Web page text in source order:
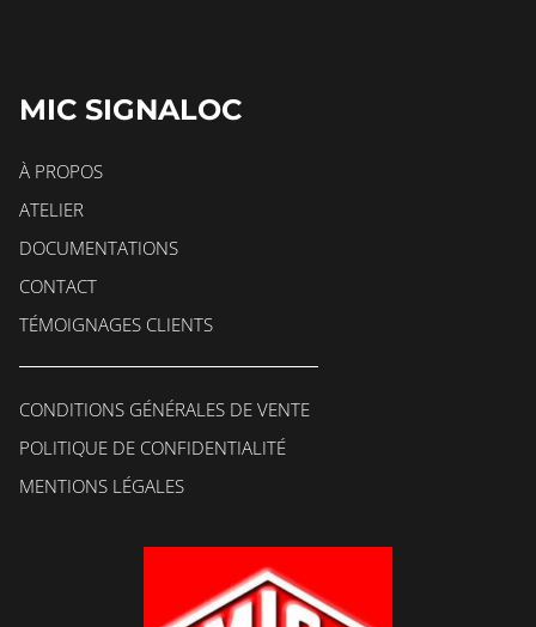
MIC SIGNALOC
À PROPOS
ATELIER
DOCUMENTATIONS
CONTACT
TÉMOIGNAGES CLIENTS
CONDITIONS GÉNÉRALES DE VENTE
POLITIQUE DE CONFIDENTIALITÉ
MENTIONS LÉGALES